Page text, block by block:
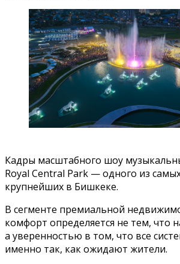
Кадры масштабного шоу
Royal Central Park — одного из
крупнейших в Бишкеке.
В сегменте премиальной
комфорт определяется не тем, что
а уверенностью в том, что все
именно так, как ожидают жители.